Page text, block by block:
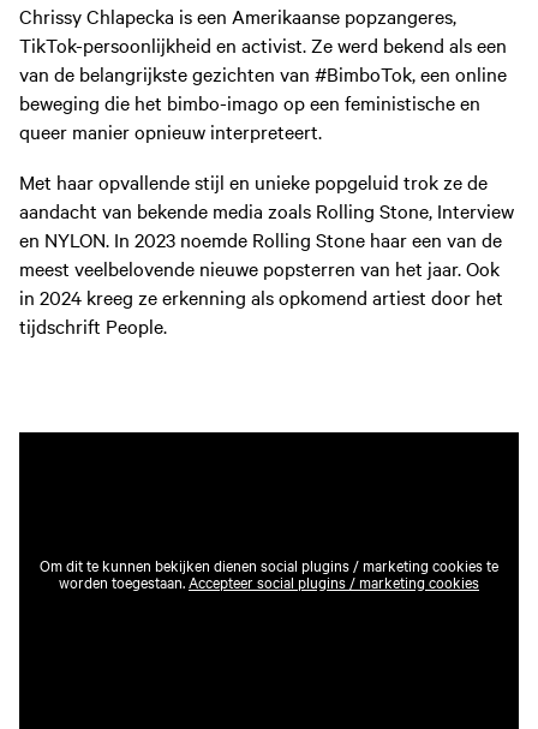
Chrissy Chlapecka is een Amerikaanse popzangeres,
TikTok-persoonlijkheid en activist. Ze werd bekend als een
van de belangrijkste gezichten van #BimboTok, een online
beweging die het bimbo-imago op een feministische en
queer manier opnieuw interpreteert.
Met haar opvallende stijl en unieke popgeluid trok ze de
aandacht van bekende media zoals Rolling Stone, Interview
en NYLON. In 2023 noemde Rolling Stone haar een van de
meest veelbelovende nieuwe popsterren van het jaar. Ook
in 2024 kreeg ze erkenning als opkomend artiest door het
tijdschrift People.
Om dit te kunnen bekijken dienen social plugins / marketing cookies te
worden toegestaan.Accepteer social plugins / marketing cookies